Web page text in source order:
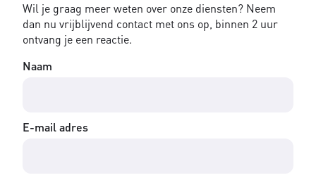
Wil je graag meer weten over onze diensten? Neem
dan nu vrijblijvend contact met ons op, binnen 2 uur
ontvang je een reactie.
Naam
E-mail adres